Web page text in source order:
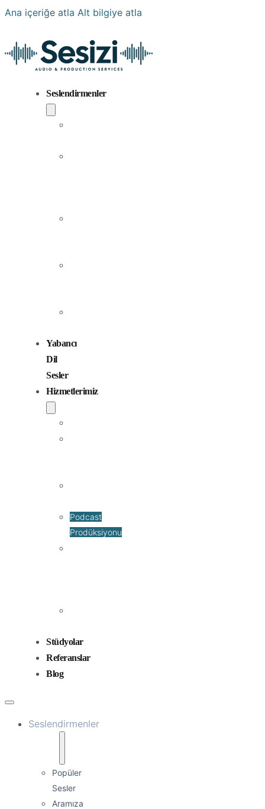
Ana içeriğe atla Alt bilgiye atla
Seslendirmenler
Yabancı
Dil
Sesler
Hizmetlerimiz
Podcast
Prodüksiyonu
Stüdyolar
Referanslar
Blog
Seslendirmenler
Popüler
Sesler
Aramıza